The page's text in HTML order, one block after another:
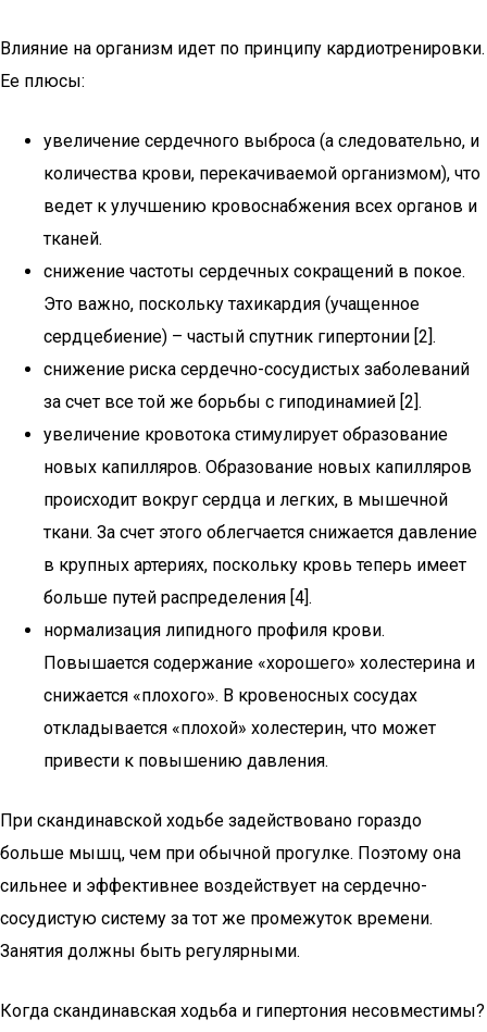
Влияние на организм идет по принципу кардиотренировки.
Ее плюсы:
увеличение сердечного выброса (а следовательно, и
количества крови, перекачиваемой организмом), что
ведет к улучшению кровоснабжения всех органов и
тканей.
снижение частоты сердечных сокращений в покое.
Это важно, поскольку тахикардия (учащенное
сердцебиение) – частый спутник гипертонии [2].
снижение риска сердечно-сосудистых заболеваний
за счет все той же борьбы с гиподинамией [2].
увеличение кровотока стимулирует образование
новых капилляров. Образование новых капилляров
происходит вокруг сердца и легких, в мышечной
ткани. За счет этого облегчается снижается давление
в крупных артериях, поскольку кровь теперь имеет
больше путей распределения [4].
нормализация липидного профиля крови.
Повышается содержание «хорошего» холестерина и
снижается «плохого». В кровеносных сосудах
откладывается «плохой» холестерин, что может
привести к повышению давления.
При скандинавской ходьбе задействовано гораздо
больше мышц, чем при обычной прогулке. Поэтому она
сильнее и эффективнее воздействует на сердечно-
сосудистую систему за тот же промежуток времени.
Занятия должны быть регулярными.
Когда скандинавская ходьба и гипертония несовместимы?